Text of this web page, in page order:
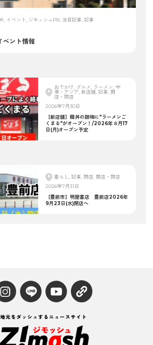
, イベント, ジモッシュPR, 注目記事, 記事
ベント情報
おでかけ, グルメ, ラーメン, 中
華・アジア, 新店舗, 記事, 開
店・閉店
2026年7月30日
【新店舗】韓丼の跡地に"ラーメンご
くまる"がオープン！/2026年８月17
日(月)オープン予定
暮らし, 記事, 閉店, 開店・閉店
2026年7月31日
【豊前市】明屋書店 豊前店2026年
9月23日(水)閉店へ